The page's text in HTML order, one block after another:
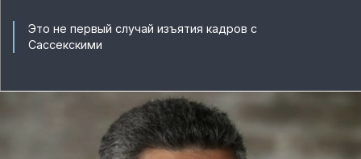
Это не первый случай изъятия кадров с
Сассекскими